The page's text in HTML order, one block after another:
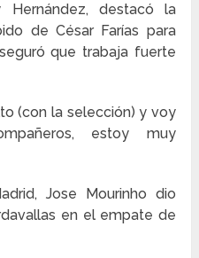
Hernández, destacó la
de César Farías para
que trabaja fuerte
(con la selección) y voy
estoy muy
Jose Mourinho dio
en el empate de